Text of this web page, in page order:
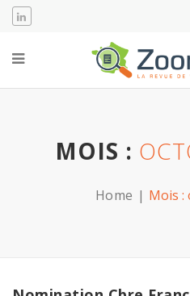
MOIS :
Home Mois :